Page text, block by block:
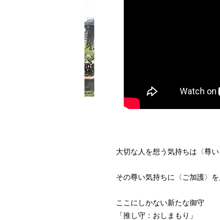
大切な人を想う気持ちは〈尊い
その尊い気持ちに〈ご加護〉を
ここにしかない新たな御守
「推し守：おしまもり」